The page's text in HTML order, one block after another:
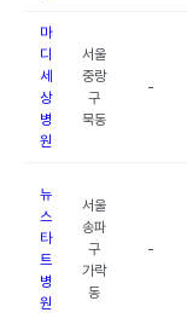
마
디
세
상
병
원
서울
중랑
구
묵동
-
뉴
스
타
트
병
원
서울
송파
구
가락
동
-